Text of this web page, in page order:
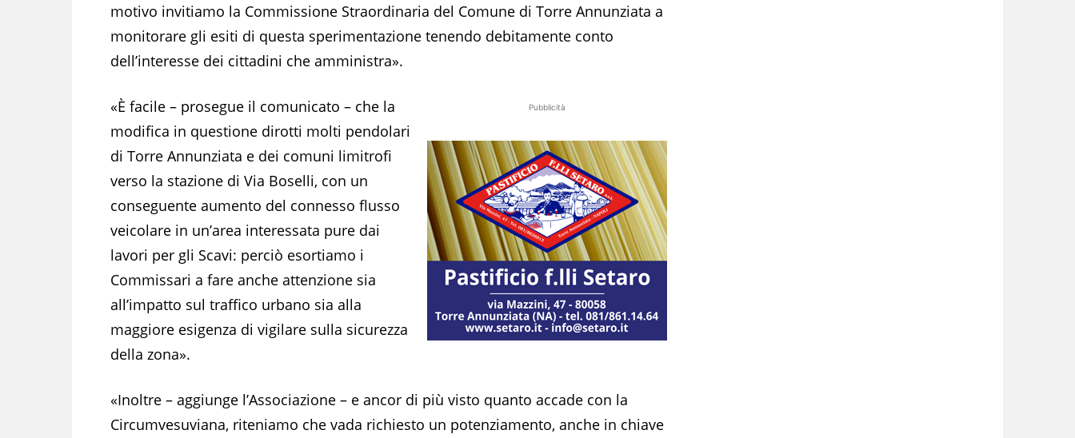
motivo invitiamo la Commissione Straordinaria del Comune di Torre Annunziata a
monitorare gli esiti di questa sperimentazione tenendo debitamente conto
dell’interesse dei cittadini che amministra».
Pubblicità
«È facile – prosegue il comunicato – che la
modifica in questione dirotti molti pendolari
di Torre Annunziata e dei comuni limitrofi
verso la stazione di Via Boselli, con un
conseguente aumento del connesso flusso
veicolare in un’area interessata pure dai
lavori per gli Scavi: perciò esortiamo i
Commissari a fare anche attenzione sia
all’impatto sul traffico urbano sia alla
maggiore esigenza di vigilare sulla sicurezza
della zona».
«Inoltre – aggiunge l’Associazione – e ancor di più visto quanto accade con la
Circumvesuviana, riteniamo che vada richiesto un potenziamento, anche in chiave